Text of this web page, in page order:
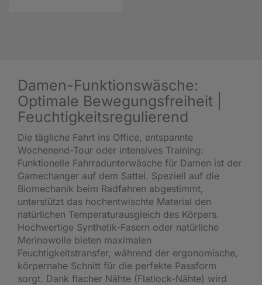
Damen-Funktionswäsche:
Optimale Bewegungsfreiheit |
Feuchtigkeitsregulierend
Die tägliche Fahrt ins Office, entspannte
Wochenend-Tour oder intensives Training:
Funktionelle Fahrradunterwäsche für Damen ist der
Gamechanger auf dem Sattel. Speziell auf die
Biomechanik beim Radfahren abgestimmt,
unterstützt das hochentwischte Material den
natürlichen Temperaturausgleich des Körpers.
Hochwertige Synthetik-Fasern oder natürliche
Merinowolle bieten maximalen
Feuchtigkeitstransfer, während der ergonomische,
körpernahe Schnitt für die perfekte Passform
sorgt. Dank flacher Nähte (Flatlock-Nähte) wird